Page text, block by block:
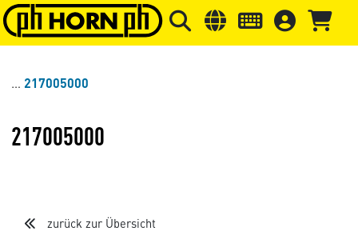
Springe zu Hauptinhalt Springe zum Header Springe
217005000
217005000
zurück zur Übersicht